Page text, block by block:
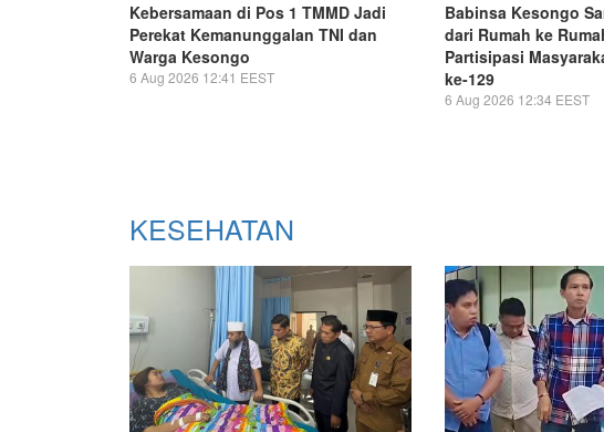
Kebersamaan di Pos 1 TMMD Jadi
Perekat Kemanunggalan TNI dan
Warga Kesongo
6 Aug 2026 12:41 EEST
Babinsa Kesongo
dari Rumah ke
Partisipasi
ke-129
6 Aug 2026 12:34 EEST
KESEHATAN